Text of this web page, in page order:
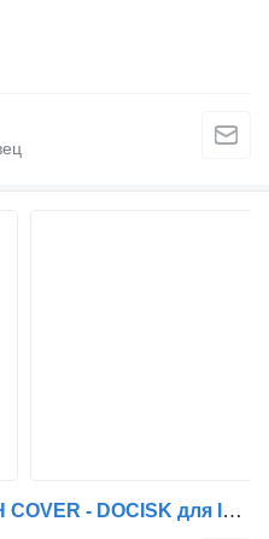
Сцепление Isuzu - CLUTCH COVER - DOCISK для Isuzu NPR, NQR